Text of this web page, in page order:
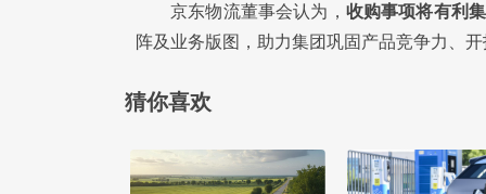
京东物流董事会认为， 收购事项将有利
阵及业务版图，助力集团巩固产品竞争力、
猜你喜欢